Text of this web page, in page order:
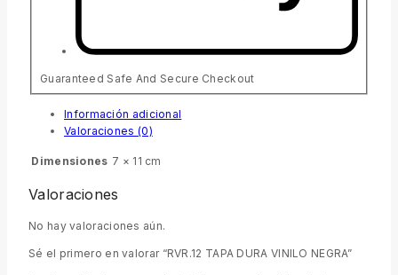
Guaranteed Safe And Secure Checkout
Información adicional
Valoraciones (0)
Dimensiones 7 × 11 cm
Valoraciones
No hay valoraciones aún.
Sé el primero en valorar “RVR.12 TAPA DURA VINILO NEGRA”